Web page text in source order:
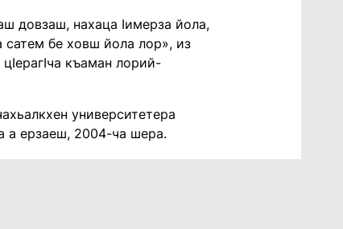
довзаш, нахаца Ӏимерза йола,
сатем бе ховш йола лор», из
къаман лорий-
университетера
а ерзаеш, 2004-ча шера.